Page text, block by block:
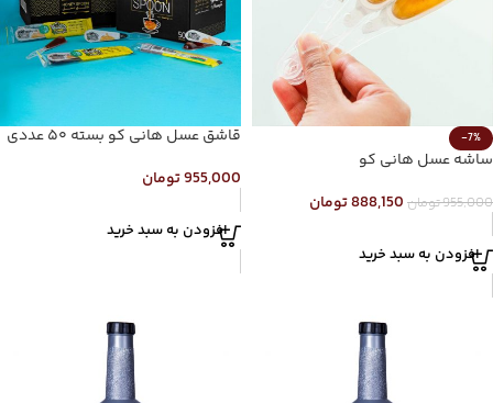
-7%
ساشه عسل هانی کو
955,000تومان 888,150تومان
افزودن به سبد خرید
قاشق عسل هانی کو بسته ۵۰ عددی
955,000تومان
افزودن به سبد خرید